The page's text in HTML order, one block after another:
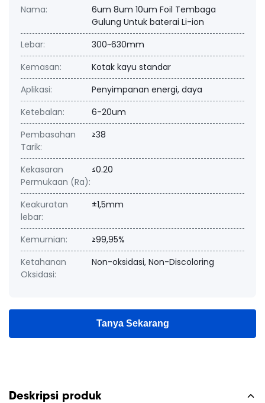
Nama:
6um 8um 10um Foil Tembaga
Gulung Untuk baterai Li-ion
Lebar:
300~630mm
Kemasan:
Kotak kayu standar
Aplikasi:
Penyimpanan energi, daya
Ketebalan:
6-20um
Pembasahan
Tarik:
≥38
Kekasaran
Permukaan (Ra):
≤0.20
Keakuratan
lebar:
±1,5mm
Kemurnian:
≥99,95%
Ketahanan
Oksidasi:
Non-oksidasi, Non-Discoloring
Tanya Sekarang
Deskripsi produk